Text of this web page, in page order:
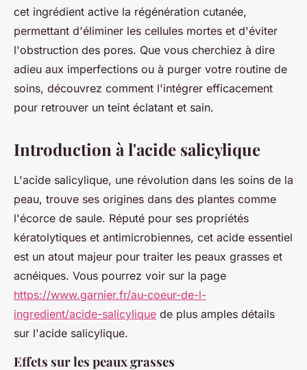
cet ingrédient active la régénération cutanée,
permettant d'éliminer les cellules mortes et d'éviter
l'obstruction des pores. Que vous cherchiez à dire
adieu aux imperfections ou à purger votre routine de
soins, découvrez comment l'intégrer efficacement
pour retrouver un teint éclatant et sain.
Introduction à l'acide salicylique
L'acide salicylique, une révolution dans les soins de la
peau, trouve ses origines dans des plantes comme
l'écorce de saule. Réputé pour ses propriétés
kératolytiques et antimicrobiennes, cet acide essentiel
est un atout majeur pour traiter les peaux grasses et
acnéiques. Vous pourrez voir sur la page
https://www.garnier.fr/au-coeur-de-l-
ingredient/acide-salicylique de plus amples détails
sur l'acide salicylique.
Effets sur les peaux grasses